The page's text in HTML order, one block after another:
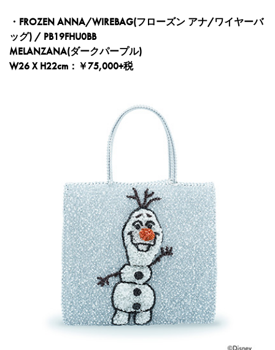
・FROZEN ANNA/WIREBAG(フローズン アナ/ワイヤーバ
ッグ) / PB19FHU0BB
MELANZANA(ダークパープル)
W26 X H22cm：￥75,000+税